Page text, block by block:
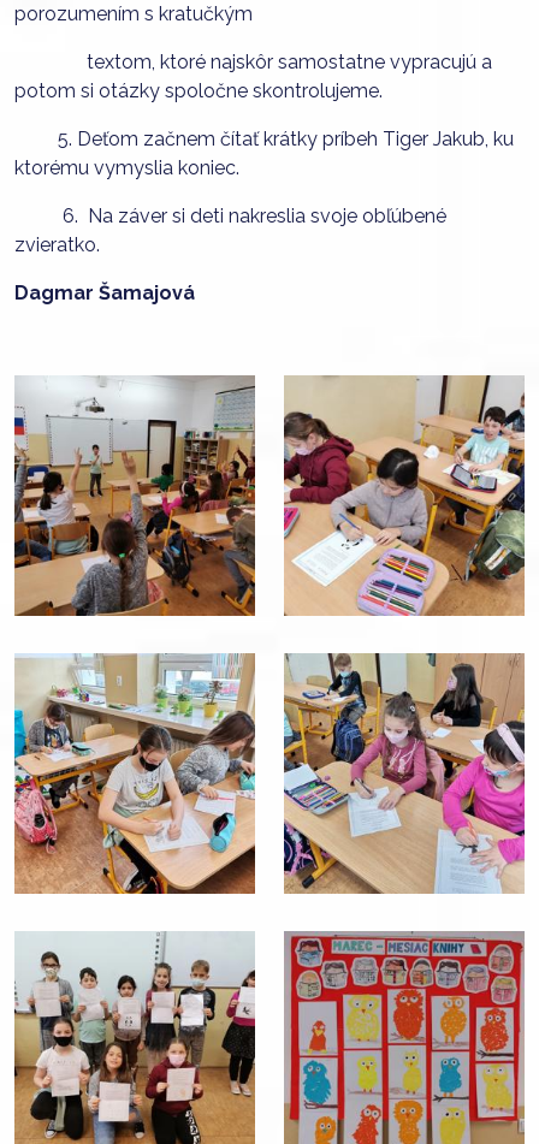
porozumením s kratučkým
textom, ktoré najskôr samostatne vypracujú a
potom si otázky spoločne skontrolujeme.
5. Deťom začnem čítať krátky príbeh Tiger Jakub, ku
ktorému vymyslia koniec.
6. Na záver si deti nakreslia svoje obľúbené
zvieratko.
Dagmar Šamajová